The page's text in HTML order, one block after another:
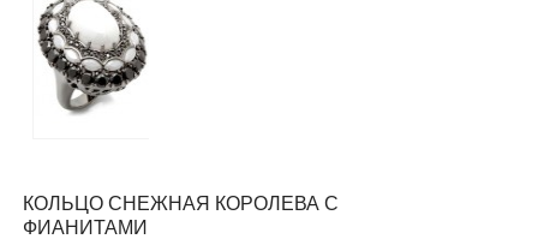
КОЛЬЦО СНЕЖНАЯ КОРОЛЕВА С
ФИАНИТАМИ